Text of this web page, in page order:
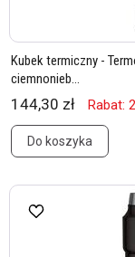
Kubek termiczny -
ciemnonieb...
144,30 zł Rabat:
Do koszyka